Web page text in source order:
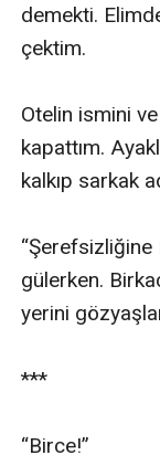
demekti.
çektim.
Otelin ismini
kapattım.
kalkıp sarkak
“Şerefsizliğine
gülerken.
yerini
***
“Birce!”